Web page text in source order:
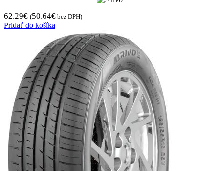
62.29€ (50.64€ bez DPH)
Pridať do košíka